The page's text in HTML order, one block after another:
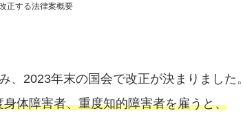
正する法律案概要
2023年末の国会で改正が決まりました。
体障害者、重度知的障害者を雇うと、